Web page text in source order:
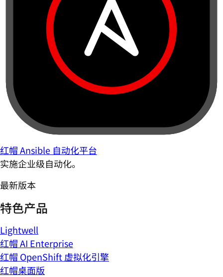
红帽 Ansible 自动化平台
实施企业级自动化。
最新版本
特色产品
Lightwell
红帽 AI Enterprise
红帽 OpenShift 虚拟化引擎
红帽桌面版